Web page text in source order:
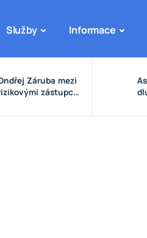
Služby Informace
Záruba mezi
zástupci:
eDO, fondu